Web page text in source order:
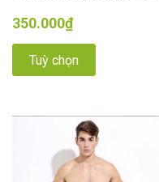
350.000₫
Tuỳ chọn